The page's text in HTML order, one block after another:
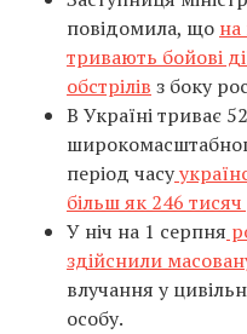
повідомила, що на
тривають бойові
обстрілів з боку
В Україні триває
період часу
більш як 246 тисяч
У ніч на 1 серпня
здійснили
влучання у
особу.